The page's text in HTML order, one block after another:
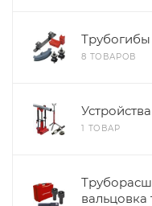
Трубогибы
8 ТОВАРОВ
1 ТОВАР
вальцовка